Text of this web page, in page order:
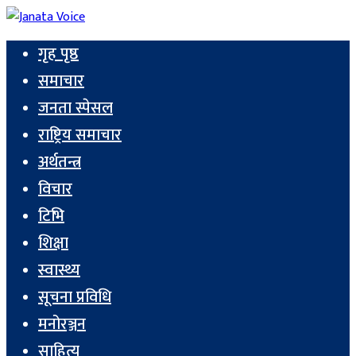
गृह पृष्ठ
समाचार
जनता स्पेसल
राष्ट्रिय समाचार
अर्थतन्त्र
विचार
टिभि
शिक्षा
स्वास्थ्य
सूचना प्रविधि
मनोरञ्जन